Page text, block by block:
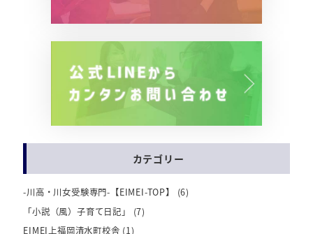
カテゴリー
-川高・川女受験専門-【EIMEI-TOP】
(6)
「小説（風）子育て日記」
(7)
EIMEI上福岡清水町校舎 (1)